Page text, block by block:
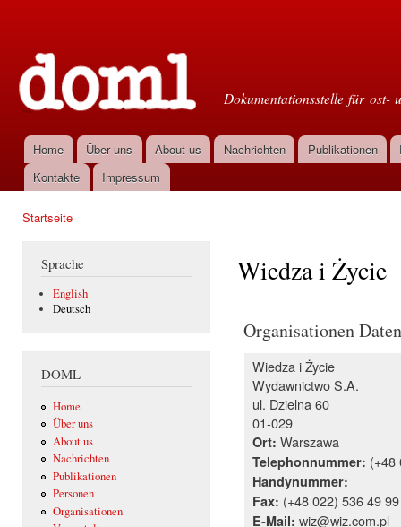
Dokumentationsstelle für ost-
Hauptmenü
Home Über uns About us Nachrichten Publikationen
Kontakte
Impressum
Startseite
Sprache
English
Deutsch
DOML
Home
Über uns
About us
Nachrichten
Publikationen
Personen
Organisationen
Wiedza i Życie
Organisationen Daten
Wiedza i Życie
Wydawnictwo S.A.
ul. Dzielna 60
01-029
Ort: Warszawa
Telephonnummer: (+48
Handynummer:
Fax: (+48 022) 536 49 99
E-Mail: wiz@wiz.com.pl